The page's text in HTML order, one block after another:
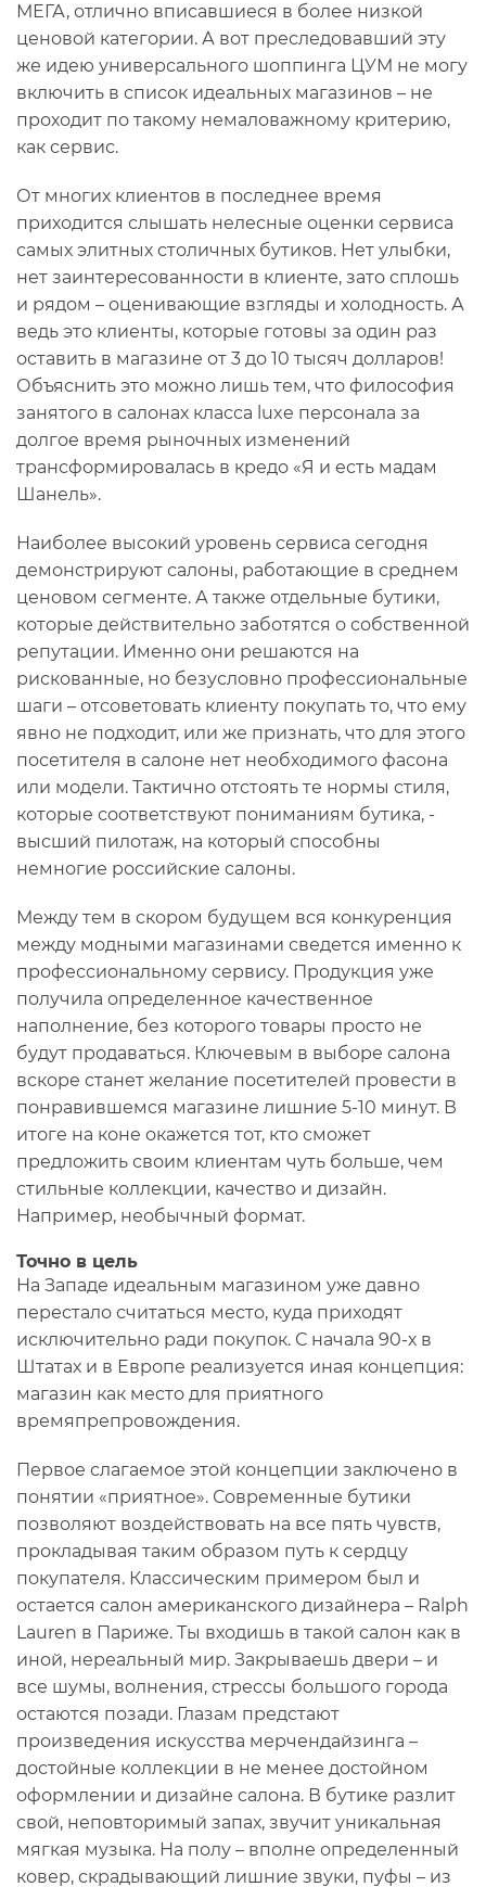
МЕГА, отлично вписавшиеся в более низкой
ценовой категории. А вот преследовавший эту
же идею универсального шоппинга ЦУМ не могу
включить в список идеальных магазинов – не
проходит по такому немаловажному критерию,
как сервис.
От многих клиентов в последнее время
приходится слышать нелесные оценки сервиса
самых элитных столичных бутиков. Нет улыбки,
нет заинтересованности в клиенте, зато сплошь
и рядом – оценивающие взгляды и холодность. А
ведь это клиенты, которые готовы за один раз
оставить в магазине от 3 до 10 тысяч долларов!
Объяснить это можно лишь тем, что философия
занятого в салонах класса luxe персонала за
долгое время рыночных изменений
трансформировалась в кредо «Я и есть мадам
Шанель».
Наиболее высокий уровень сервиса сегодня
демонстрируют салоны, работающие в среднем
ценовом сегменте. А также отдельные бутики,
которые действительно заботятся о собственной
репутации. Именно они решаются на
рискованные, но безусловно профессиональные
шаги – отсоветовать клиенту покупать то, что ему
явно не подходит, или же признать, что для этого
посетителя в салоне нет необходимого фасона
или модели. Тактично отстоять те нормы стиля,
которые соответствуют пониманиям бутика, -
высший пилотаж, на который способны
немногие российские салоны.
Между тем в скором будущем вся конкуренция
между модными магазинами сведется именно к
профессиональному сервису. Продукция уже
получила определенное качественное
наполнение, без которого товары просто не
будут продаваться. Ключевым в выборе салона
вскоре станет желание посетителей провести в
понравившемся магазине лишние 5-10 минут. В
итоге на коне окажется тот, кто сможет
предложить своим клиентам чуть больше, чем
стильные коллекции, качество и дизайн.
Например, необычный формат.
Точно в цель
На Западе идеальным магазином уже давно
перестало считаться место, куда приходят
исключительно ради покупок. С начала 90-х в
Штатах и в Европе реализуется иная концепция:
магазин как место для приятного
времяпрепровождения.
Первое слагаемое этой концепции заключено в
понятии «приятное». Современные бутики
позволяют воздействовать на все пять чувств,
прокладывая таким образом путь к сердцу
покупателя. Классическим примером был и
остается салон американского дизайнера – Ralph
Lauren в Париже. Ты входишь в такой салон как в
иной, нереальный мир. Закрываешь двери – и
все шумы, волнения, стрессы большого города
остаются позади. Глазам предстают
произведения искусства мерчендайзинга –
достойные коллекции в не менее достойном
оформлении и дизайне салона. В бутике разлит
свой, неповторимый запах, звучит уникальная
мягкая музыка. На полу – вполне определенный
ковер, скрадывающий лишние звуки, пуфы – из